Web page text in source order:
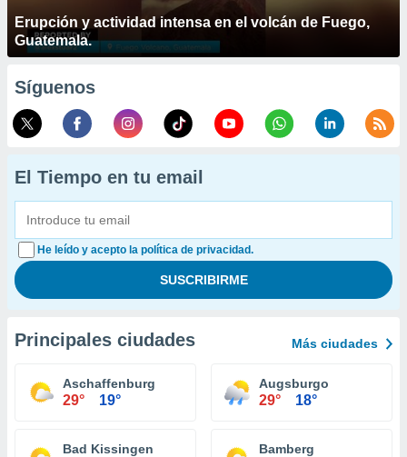
Erupción y actividad intensa en el volcán de Fuego,
Guatemala.
Síguenos
El Tiempo en tu email
He leído y acepto la política de privacidad.
Principales ciudades Más ciudades
Aschaffenburg
29° 19°
Augsburgo
29° 18°
Bad Kissingen Bamberg